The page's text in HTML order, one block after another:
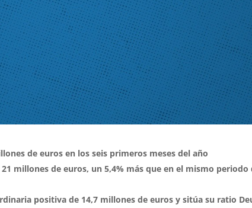
de euros en los seis primeros meses del año
millones de euros, un 5,4% más que en el mismo periodo
positiva de 14,7 millones de euros y sitúa su ratio